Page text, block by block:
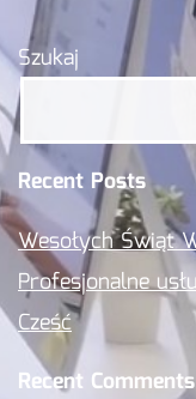
Szukaj
Recent Posts
Wesołych Świąt
Profesjonalne
Cześć
Recent Comments